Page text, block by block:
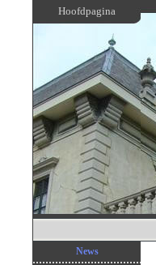
Hoofdpagina
News